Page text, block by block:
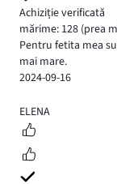
Achiziție verificată
mărime: 128 (prea
Pentru fetita mea
mai mare.
2024-09-16
5
ELENA